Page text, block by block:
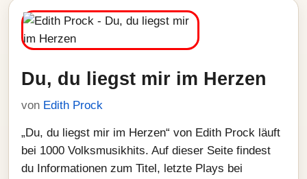
Du, du liegst mir im Herzen
von Edith Prock
„Du, du liegst mir im Herzen“ von Edith Prock läuft
bei 1000 Volksmusikhits. Auf dieser Seite findest
du Informationen zum Titel, letzte Plays bei